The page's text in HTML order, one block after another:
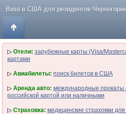
▷ Отели: зарубежные карты (Visa/
картами
▷ Авиабилеты: поиск билетов в США
▷ Аренда авто: международные прокаты
российской картой или наличными
▷ Страховка: медицинские страховки